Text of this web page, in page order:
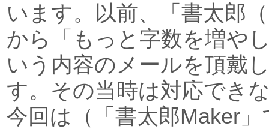
います。以前、「書太郎
から「もっと字数を増や
いう内容のメールを頂戴
す。その当時は対応でき
今回は（「書太郎Maker